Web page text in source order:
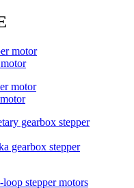
gearbox stepper